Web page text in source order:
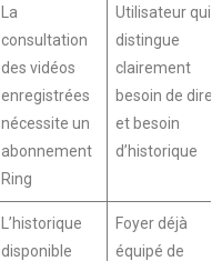
La
consultation
des vidéos
enregistrées
nécessite un
abonnement
Ring
Utilisateur qui
distingue
clairement
besoin de
et besoin
d’historique
L’historique
disponible
Foyer déjà
équipé de